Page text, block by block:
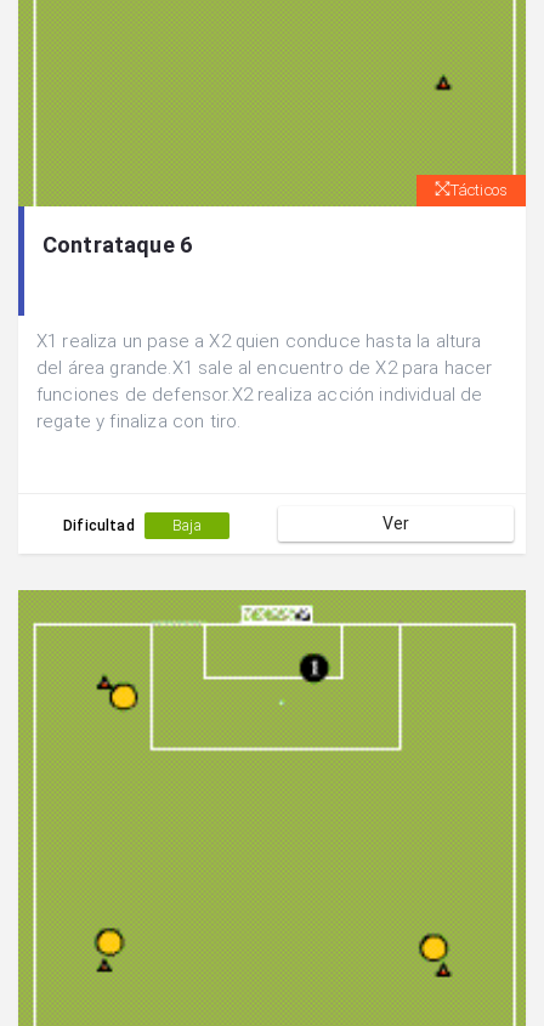
Tácticos
Contrataque 6
X1 realiza un pase a X2 quien conduce hasta la altura
del área grande.X1 sale al encuentro de X2 para hacer
funciones de defensor.X2 realiza acción individual de
regate y finaliza con tiro.
Dificultad Baja Ver